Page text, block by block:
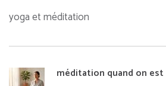
yoga et méditation
méditation quand on